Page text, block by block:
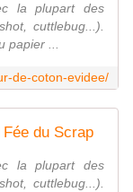
la plupart des
cuttlebug...).
papier ...
de-coton-evidee/
du Scrap
la plupart des
cuttlebug...).